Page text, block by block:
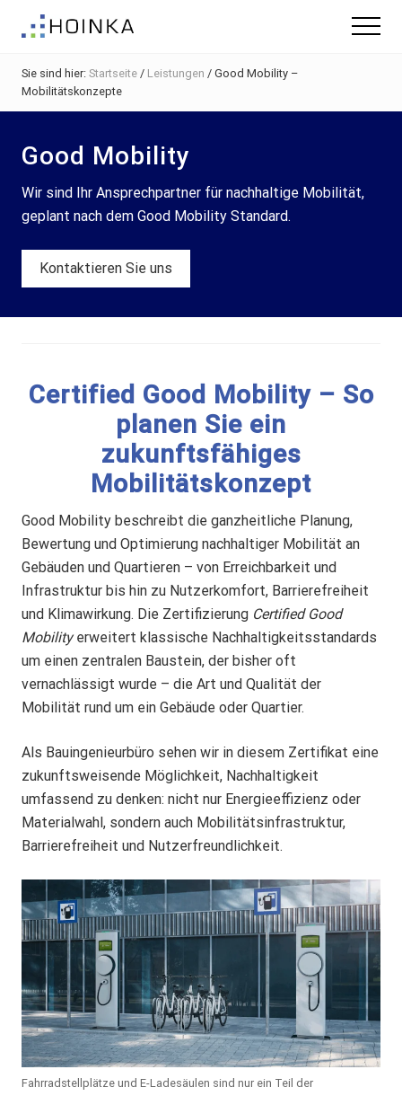
content
Hauptsidebar
Fußzeile
nachhaltig
Planen
Menu
Sie sind hier: Startseite / Leistungen / Good Mobility –
Mobilitätskonzepte
Good Mobility
Wir sind Ihr Ansprechpartner für nachhaltige Mobilität,
geplant nach dem Good Mobility Standard.
Kontaktieren Sie uns
Certified Good Mobility – So
planen Sie ein
zukunftsfähiges
Mobilitätskonzept
Good Mobility beschreibt die ganzheitliche Planung,
Bewertung und Optimierung nachhaltiger Mobilität an
Gebäuden und Quartieren – von Erreichbarkeit und
Infrastruktur bis hin zu Nutzerkomfort, Barrierefreiheit
und Klimawirkung. Die Zertifizierung Certified Good
Mobilityerweitert klassische Nachhaltigkeitsstandards
um einen zentralen Baustein, der bisher oft
vernachlässigt wurde – die Art und Qualität der
Mobilität rund um ein Gebäude oder Quartier.
Als Bauingenieurbüro sehen wir in diesem Zertifikat eine
zukunftsweisende Möglichkeit, Nachhaltigkeit
umfassend zu denken: nicht nur Energieeffizienz oder
Materialwahl, sondern auch Mobilitätsinfrastruktur,
Barrierefreiheit und Nutzerfreundlichkeit.
Fahrradstellplätze und E-Ladesäulen sind nur ein Teil der